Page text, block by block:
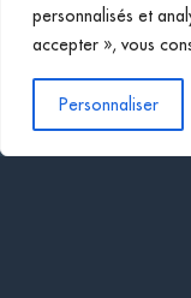
personnalisés et
accepter », vous
Personnaliser
l’Ordre des